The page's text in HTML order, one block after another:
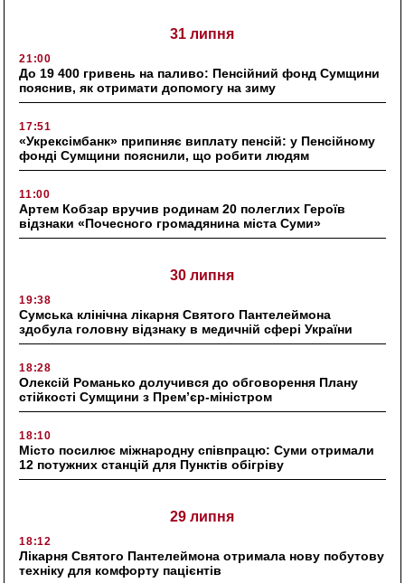
31 липня
21:00
До 19 400 гривень на паливо: Пенсійний фонд Сумщини
пояснив, як отримати допомогу на зиму
17:51
«Укрексімбанк» припиняє виплату пенсій: у Пенсійному
фонді Сумщини пояснили, що робити людям
11:00
Артем Кобзар вручив родинам 20 полеглих Героїв
відзнаки «Почесного громадянина міста Суми»
30 липня
19:38
Сумська клінічна лікарня Святого Пантелеймона
здобула головну відзнаку в медичній сфері України
18:28
Олексій Романько долучився до обговорення Плану
стійкості Сумщини з Прем’єр-міністром
18:10
Місто посилює міжнародну співпрацю: Суми отримали
12 потужних станцій для Пунктів обігріву
29 липня
18:12
Лікарня Святого Пантелеймона отримала нову побутову
техніку для комфорту пацієнтів